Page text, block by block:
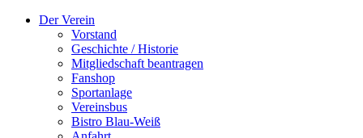
Der Verein
Vorstand
Geschichte / Historie
Mitgliedschaft beantragen
Fanshop
Sportanlage
Vereinsbus
Bistro Blau-Weiß